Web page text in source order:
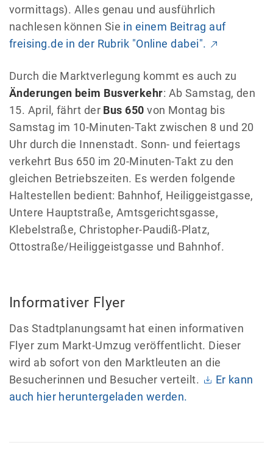
vormittags). Alles genau und ausführlich
nachlesen können Sie in einem Beitrag auf
freising.de in der Rubrik "Online dabei".
Durch die Marktverlegung kommt es auch zu
Änderungen beim Busverkehr: Ab Samstag, den
15. April, fährt der Bus 650 von Montag bis
Samstag im 10-Minuten-Takt zwischen 8 und 20
Uhr durch die Innenstadt. Sonn- und feiertags
verkehrt Bus 650 im 20-Minuten-Takt zu den
gleichen Betriebszeiten. Es werden folgende
Haltestellen bedient: Bahnhof, Heiliggeistgasse,
Untere Hauptstraße, Amtsgerichtsgasse,
Klebelstraße, Christopher-Paudiß-Platz,
Ottostraße/Heiliggeistgasse und Bahnhof.
Informativer Flyer
Das Stadtplanungsamt hat einen informativen
Flyer zum Markt-Umzug veröffentlicht. Dieser
wird ab sofort von den Marktleuten an die
Besucherinnen und Besucher verteilt.
Er kann
auch hier heruntergeladen werden.